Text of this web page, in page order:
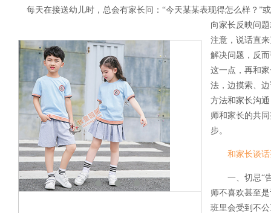
每天在接送幼儿时，总会有家长问：“今天某某表现得怎么样？”
向家长反映问
注意，说话直
解决问题，反
这一点，再和
法，边摸索、
方法和家长沟
师和家长的共
步。
和家长谈
一、切忌“
师不喜欢甚至
班里会受到不